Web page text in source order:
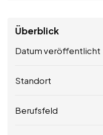
Überblick
Datum veröffentlicht
Standort
Berufsfeld